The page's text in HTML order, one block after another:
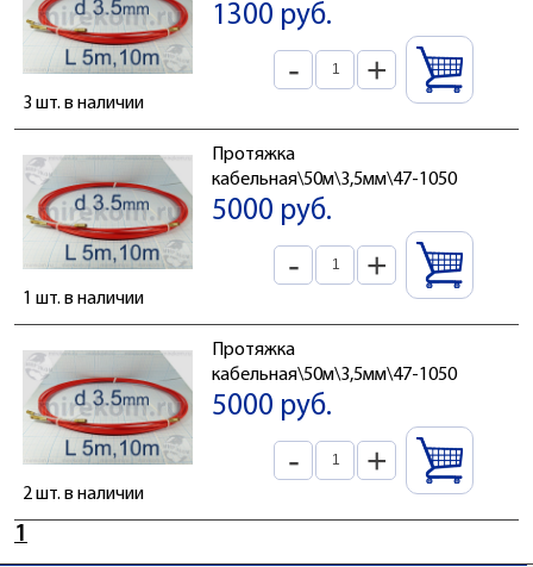
1300 руб.
- +
3 шт. в наличии
Протяжка
кабельная\50м\3,5мм\47-1050
5000 руб.
- +
1 шт. в наличии
Протяжка
кабельная\50м\3,5мм\47-1050
5000 руб.
- +
2 шт. в наличии
1